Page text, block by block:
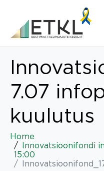
7.07
kuulutus
Home
Innovatsioonifondi
15:00